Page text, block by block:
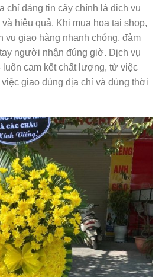
chỉ đáng tin cậy chính là dịch vụ
hiệu quả. Khi mua hoa tại shop,
vụ giao hàng nhanh chóng, đảm
người nhận đúng giờ. Dịch vụ
cam kết chất lượng, từ việc
giao đúng địa chỉ và đúng thời